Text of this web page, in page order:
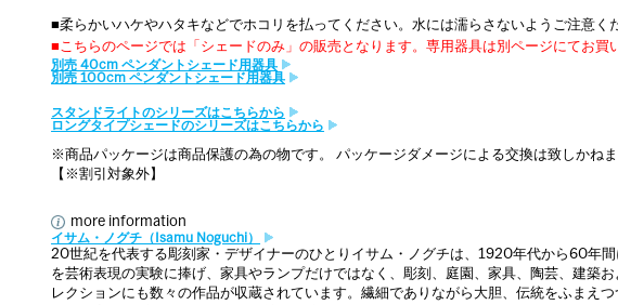
■柔らかいハケやハタキなどでホコリを払ってください。水には濡らさないようご注意く
■こちらのページでは「シェードのみ」の販売となります。専用器具は別ページにてお買
別売 40cm ペンダントシェード用器具
別売 100cm ペンダントシェード用器具
スタンドライトのシリーズはこちらから
ロングタイプシェードのシリーズはこちらから
※商品パッケージは商品保護の為の物です。 パッケージダメージによる交換は致しかねま
【※割引対象外】
more information
イサム・ノグチ（Isamu Noguchi）
20世紀を代表する彫刻家・デザイナーのひとりイサム・ノグチは、1920年代から60年
を芸術表現の実験に捧げ、家具やランプだけではなく、彫刻、庭園、家具、陶芸、建築
レクションにも数々の作品が収蔵されています。繊細でありながら大胆、伝統をふまえ